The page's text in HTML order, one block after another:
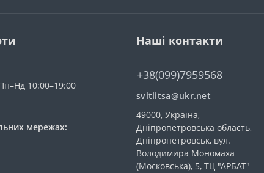
10:00–19:00
мережах:
Наші контакти
+38(099)7959568
svitlitsa@ukr.net
49000, Україна,
Дніпропетровська область,
Дніпропетровськ, вул.
Володимира Мономаха
(Московська), 5, ТЦ "АРБАТ"